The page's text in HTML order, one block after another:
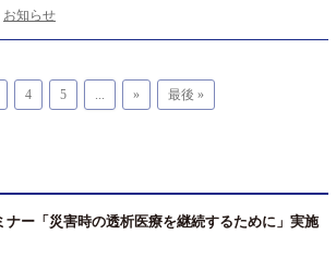
お知らせ
4 5 » 最後 »
ナー「災害時の透析医療を継続するために」実施